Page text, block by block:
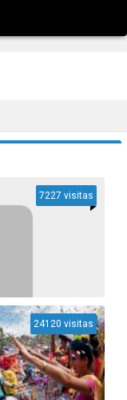
7227 visitas
24120 visitas